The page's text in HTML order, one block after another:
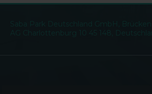
Saba Park Deutschland GmbH,